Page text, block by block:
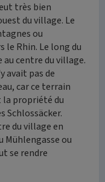
très bien
du village. Le
ou
le Rhin. Le long du
centre du village.
avait pas de
car ce terrain
propriété du
Schlossäcker.
du village en
Mühlengasse ou
se rendre